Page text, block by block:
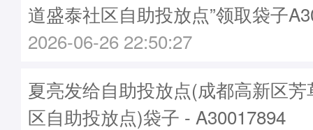
道盛泰社区自助投放点”领取袋子
2026-06-26 22:50:27
夏亮发给自助投放点(成都高新区
区自助投放点)袋子 - A30017894